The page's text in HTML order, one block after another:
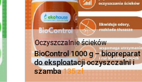
Oczyszczalnie ścieków
BioControl 1000 g – biopreparat
do eksploatacji oczyszczalni i
szamba135 zł